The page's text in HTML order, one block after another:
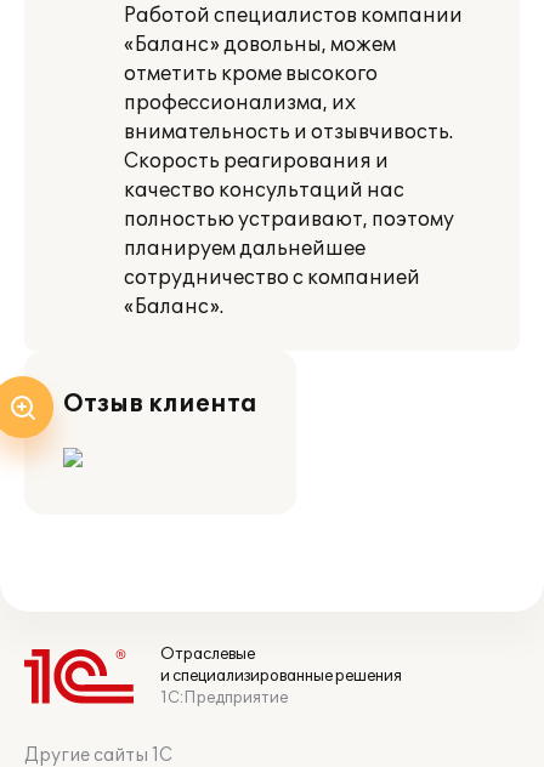
Работой специалистов компании
«Баланс» довольны, можем
отметить кроме высокого
профессионализма, их
внимательность и отзывчивость.
Скорость реагирования и
качество консультаций нас
полностью устраивают, поэтому
планируем дальнейшее
сотрудничество с компанией
«Баланс».
Отзыв клиента
Отраслевые
и специализированные решения
1С:Предприятие
Другие сайты 1С